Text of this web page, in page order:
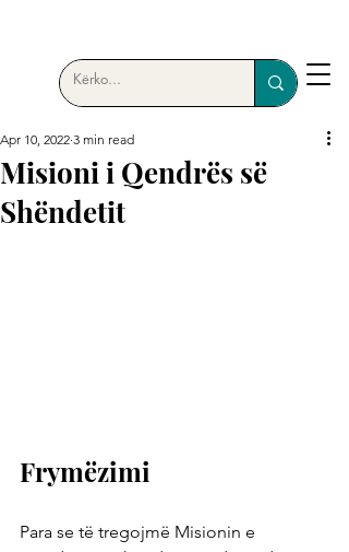
Misioni i Qendrës së
Shëndetit
Apr 10, 2022 3 min read
Frymëzimi
Para se të tregojmë Misionin e